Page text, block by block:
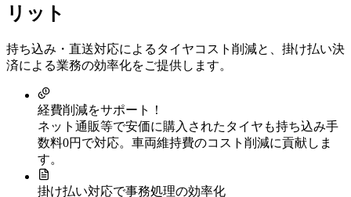
リット
持ち込み・直送対応によるタイヤコスト削減と、掛け払い決
済による業務の効率化をご提供します。
経費削減をサポート！
ネット通販等で安価に購入されたタイヤも持ち込み手
数料0円で対応。車両維持費のコスト削減に貢献しま
す。
掛け払い対応で事務処理の効率化